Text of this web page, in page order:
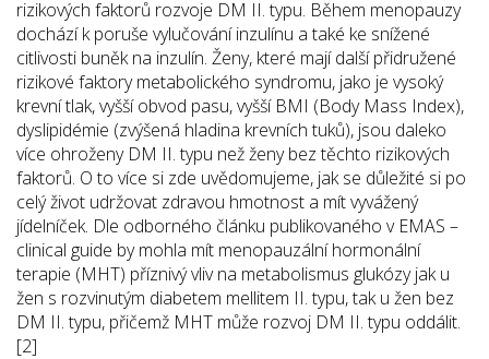
rizikových faktorů rozvoje DM II. typu. Během menopauzy
dochází k poruše vylučování inzulínu a také ke snížené
citlivosti buněk na inzulín. Ženy, které mají další přidružené
rizikové faktory metabolického syndromu, jako je vysoký
krevní tlak, vyšší obvod pasu, vyšší BMI (Body Mass Index),
dyslipidémie (zvýšená hladina krevních tuků), jsou daleko
více ohroženy DM II. typu než ženy bez těchto rizikových
faktorů. O to více si zde uvědomujeme, jak se důležité si po
celý život udržovat zdravou hmotnost a mít vyvážený
jídelníček. Dle odborného článku publikovaného v EMAS –
clinical guide by mohla mít menopauzální hormonální
terapie (MHT) příznivý vliv na metabolismus glukózy jak u
žen s rozvinutým diabetem mellitem II. typu, tak u žen bez
DM II. typu, přičemž MHT může rozvoj DM II. typu oddálit.
[2]